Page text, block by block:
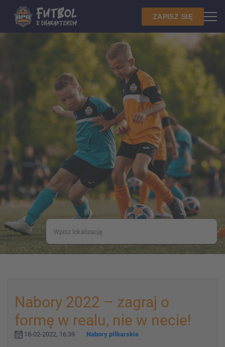
ZAPISZ SIĘ
Nabory 2022 – zagraj o
formę w realu, nie w necie!
18-02-2022, 16:39 Nabory piłkarskie